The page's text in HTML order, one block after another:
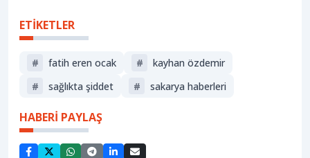
ETİKETLER
# fatih eren ocak #
kayhan özdemir
#
sağlıkta şiddet # sakarya haberleri
HABERİ PAYLAŞ